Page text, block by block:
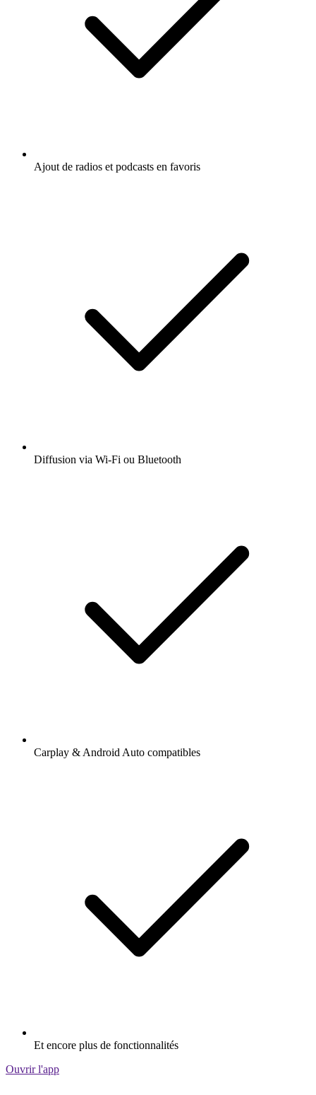
Ajout de radios et podcasts en favoris
Diffusion via Wi-Fi ou Bluetooth
Carplay & Android Auto compatibles
Et encore plus de fonctionnalités
Ouvrir l'app